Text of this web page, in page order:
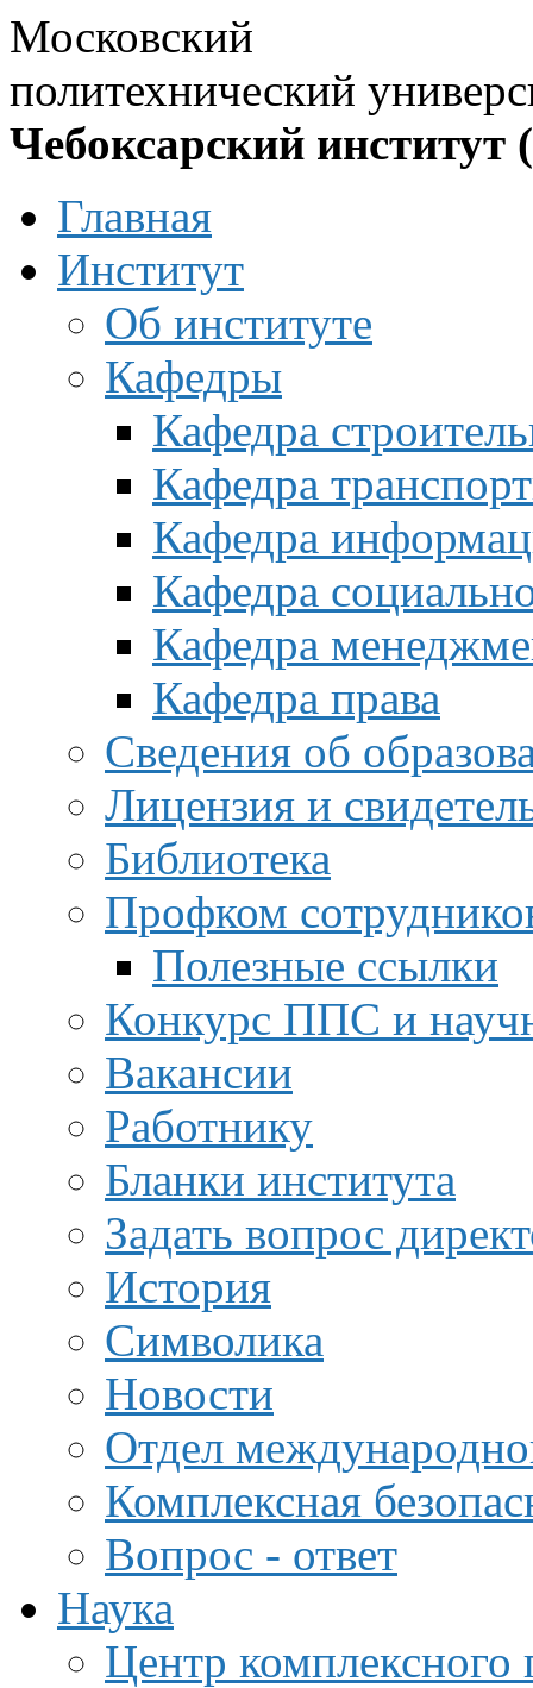
Московский
политехнический
Чебоксарский институт
Главная
Институт
Об институте
Кафедры
Кафедра
Кафедра
Кафедра
Кафедра
Кафедра
Кафедра права
Сведения об
Лицензия и
Библиотека
Профком
Полезные ссылки
Конкурс ППС и
Вакансии
Работнику
Бланки института
Задать вопрос
История
Символика
Новости
Отдел
Комплексная
Вопрос - ответ
Наука
Центр